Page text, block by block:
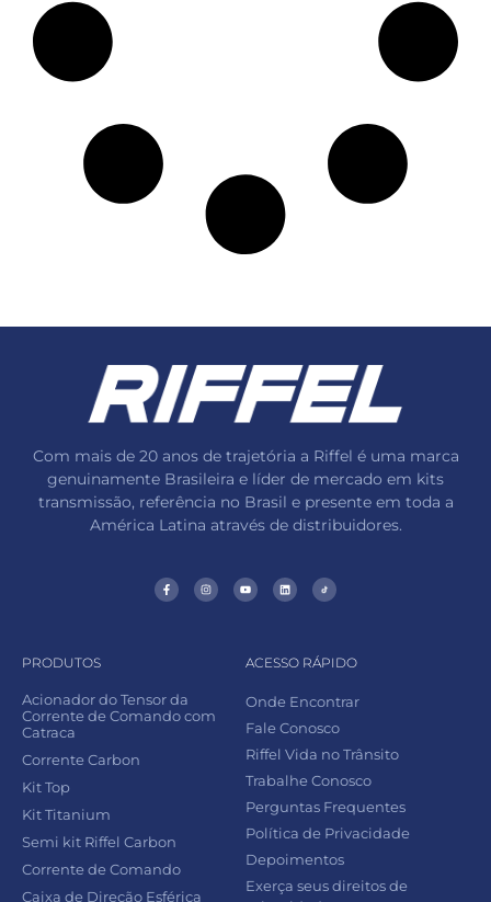
Com mais de 20 anos de trajetória a Riffel é uma marca
genuinamente Brasileira e líder de mercado em kits
transmissão, referência no Brasil e presente em toda a
América Latina através de distribuidores.
PRODUTOS
Acionador do Tensor da
Corrente de Comando com
Catraca
Corrente Carbon
Kit Top
Kit Titanium
Semi kit Riffel Carbon
Corrente de Comando
Caixa de Direção Esférica
ACESSO RÁPIDO
Onde Encontrar
Fale Conosco
Riffel Vida no Trânsito
Trabalhe Conosco
Perguntas Frequentes
Política de Privacidade
Depoimentos
Exerça seus direitos de